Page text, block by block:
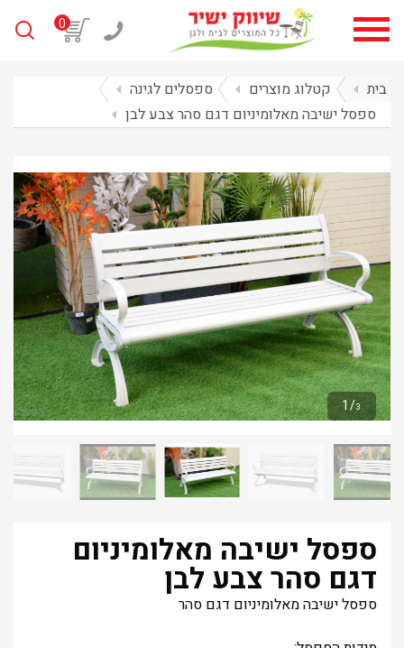
0
בית arrow_left קטלוג מוצרים arrow_left ספסלים לגינה arrow_left
ספסל ישיבה מאלומיניום דגם סהר צבע לבן arrow_left
1/3
ספסל ישיבה מאלומיניום
דגם סהר צבע לבן
ספסל ישיבה מאלומיניום דגם סהר